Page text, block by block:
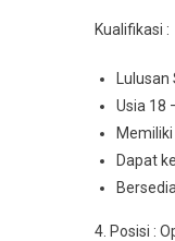
Kualifikasi :
Usia 18
Dapat
4. Posisi :